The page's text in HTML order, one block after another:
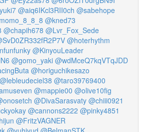
@aiq6IKcl3RII0ch @sabehope
@kned73
@chapih678 @Lvr_Fox_Sede
@hoterhythm
@KinyouLeader
@gomo_yaki @wdMceQ7kqVTqJDD
@horiguchikesazo
@lebleudeciel38 @taro39769400
@mappie00 @olive10fig
@DivaSarasvaty @chiii0921
@cannons2222 @pinky4851
@FritzVAGNER